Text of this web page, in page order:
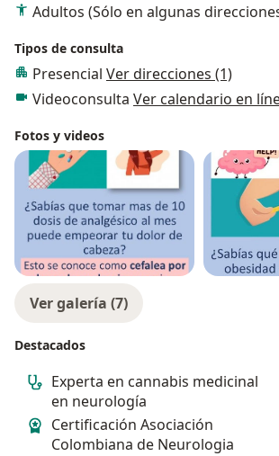
Adultos (Sólo en algunas
Tipos de consulta
Presencial Ver direcciones (1)
Videoconsulta Ver calendario en
Fotos y videos
Ver galería (7)
Destacados
Experta en cannabis medicinal
en neurología
Certificación Asociación
Colombiana de Neurologia